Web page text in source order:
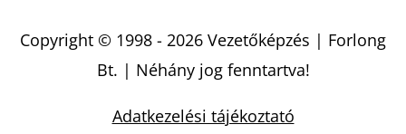
Copyright © 1998 - 2026 Vezetőképzés | Forlong
Bt. | Néhány jog fenntartva!
Adatkezelési tájékoztató